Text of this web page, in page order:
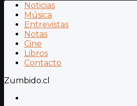
Noticias
Música
Entrevistas
Notas
Cine
Libros
Contacto
Zumbido.cl